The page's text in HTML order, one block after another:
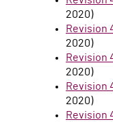
2020)
Revision
2020)
Revision
2020)
Revision
2020)
Revision